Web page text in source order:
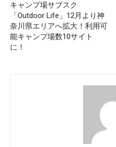
キャンプ場サブスク
「Outdoor Life」12月より神
奈川県エリアへ拡大！利用可
能キャンプ場数10サイト
に！